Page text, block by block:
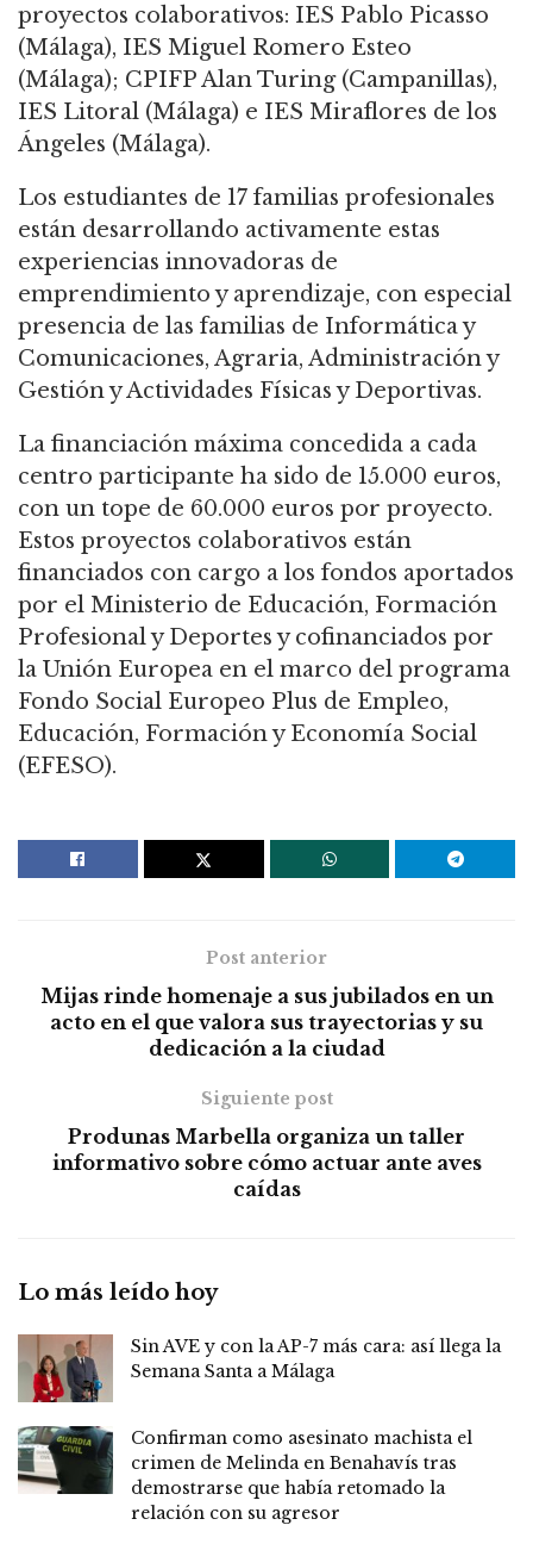
proyectos colaborativos: IES Pablo Picasso
(Málaga), IES Miguel Romero Esteo
(Málaga); CPIFP Alan Turing (Campanillas),
IES Litoral (Málaga) e IES Miraflores de los
Ángeles (Málaga).
Los estudiantes de 17 familias profesionales
están desarrollando activamente estas
experiencias innovadoras de
emprendimiento y aprendizaje, con especial
presencia de las familias de Informática y
Comunicaciones, Agraria, Administración y
Gestión y Actividades Físicas y Deportivas.
La financiación máxima concedida a cada
centro participante ha sido de 15.000 euros,
con un tope de 60.000 euros por proyecto.
Estos proyectos colaborativos están
financiados con cargo a los fondos aportados
por el Ministerio de Educación, Formación
Profesional y Deportes y cofinanciados por
la Unión Europea en el marco del programa
Fondo Social Europeo Plus de Empleo,
Educación, Formación y Economía Social
(EFESO).
Post anterior
Mijas rinde homenaje a sus jubilados en un
acto en el que valora sus trayectorias y su
dedicación a la ciudad
Siguiente post
Produnas Marbella organiza un taller
informativo sobre cómo actuar ante aves
caídas
Lo más leído hoy
Sin AVE y con la AP-7 más cara: así llega la
Semana Santa a Málaga
Confirman como asesinato machista el
crimen de Melinda en Benahavís tras
demostrarse que había retomado la
relación con su agresor